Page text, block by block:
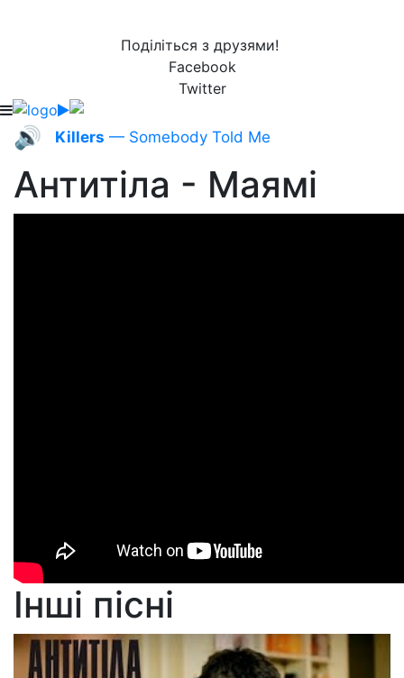
Поділіться з друзями!
Facebook
Twitter
🔊 Killers — Somebody Told Me
Антитіла - Маямі
Інші пісні